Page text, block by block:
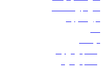
فلاي دبي للعطلات
تأجير السيارات
فنادق
الوظائف
رحلات إلى تبيليسي
رحلات إلى الرياض